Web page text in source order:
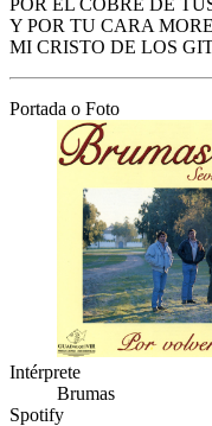
POR EL COBRE DE
Y POR TU CARA
MI CRISTO DE LOS
Portada o Foto
Intérprete
Brumas
Spotify